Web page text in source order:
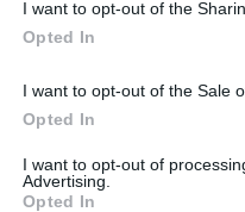
I want to opt-out of the
Opted In
I want to opt-out of the Sale
Opted In
I want to opt-out of
Advertising.
Opted In